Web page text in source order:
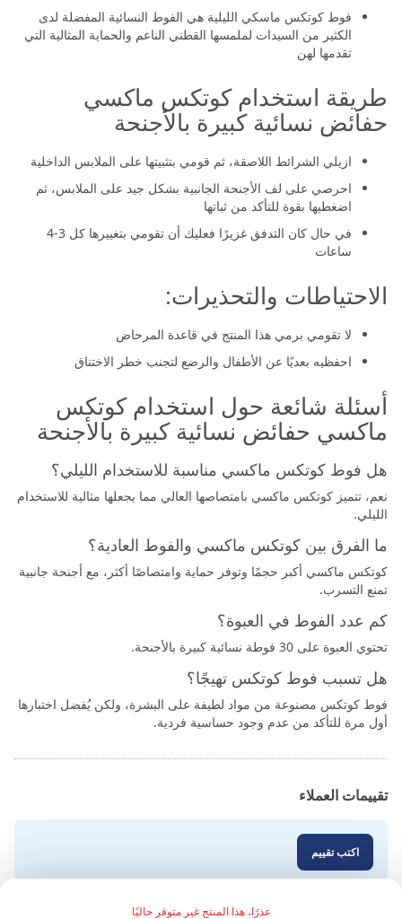
عذرًا، هذا المنتج غير متوفر حاليًا
فوط كوتكس ماسكي الليلية هي الفوط النسائية المفضلة لدى
الكثير من السيدات لملمسها القطني الناعم والحماية المثالية التي
تقدمها لهن
طريقة استخدام كوتكس ماكسي
حفائض نسائية كبيرة بالأجنحة
ازيلي الشرائط اللاصقة، ثم قومي بتثبيتها على الملابس الداخلية
احرصي على لف الأجنحة الجانبية بشكل جيد على الملابس، ثم
اضغطيها بقوة للتأكد من ثباتها
في حال كان التدفق غزيرًا فعليك أن تقومي بتغييرها كل 3-4
ساعات
الاحتياطات والتحذيرات:
لا تقومي برمي هذا المنتج في قاعدة المرحاض
احفظيه بعديًا عن الأطفال والرضع لتجنب خطر الاختناق
أسئلة شائعة حول استخدام كوتكس
ماكسي حفائض نسائية كبيرة بالأجنحة
هل فوط كوتكس ماكسي مناسبة للاستخدام الليلي؟
نعم، تتميز كوتكس ماكسي بامتصاصها العالي مما يجعلها مثالية للاستخدام
الليلي.
ما الفرق بين كوتكس ماكسي والفوط العادية؟
كوتكس ماكسي أكبر حجمًا وتوفر حماية وامتصاصًا أكثر، مع أجنحة جانبية
تمنع التسرب.
كم عدد الفوط في العبوة؟
تحتوي العبوة على 30 فوطة نسائية كبيرة بالأجنحة.
هل تسبب فوط كوتكس تهيجًا؟
فوط كوتكس مصنوعة من مواد لطيفة على البشرة، ولكن يُفضل اختبارها
أول مرة للتأكد من عدم وجود حساسية فردية.
تقييمات العملاء
اكتب تقييم